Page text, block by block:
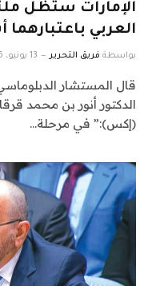
الإمارات ستظل
العربي
بواسطة فريق التحرير 13 يونيو، 2026
قال المستشار
الدكتور أنور بن محمد
(إكس):” في مرحلة…